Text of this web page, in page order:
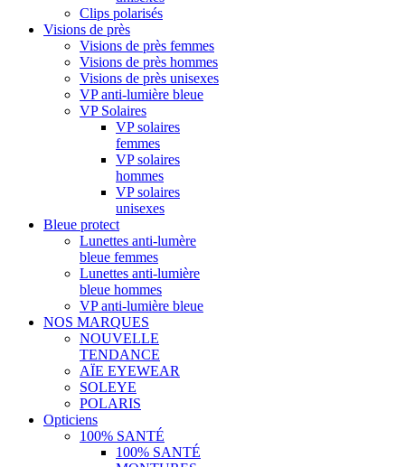
Clips polarisés
Visions de près
Visions de près femmes
Visions de près hommes
Visions de près unisexes
VP anti-lumière bleue
VP Solaires
VP solaires
femmes
VP solaires
hommes
VP solaires
unisexes
Bleue protect
Lunettes anti-lumère
bleue femmes
Lunettes anti-lumière
bleue hommes
VP anti-lumière bleue
NOS MARQUES
NOUVELLE
TENDANCE
AÏE EYEWEAR
SOLEYE
POLARIS
Opticiens
100% SANTÉ
100% SANTÉ